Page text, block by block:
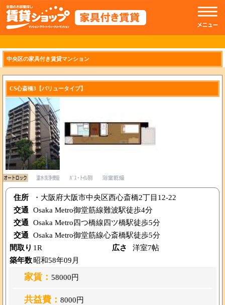
//トップのスライドショー
中央区の家具付き賃貸マンション
CS心斎橋3【バリュータイプ】
住所
・大阪府大阪市中央区西心斎橋2丁目12-22
交通 Osaka Metro御堂筋線難波駅徒歩4分
交通 Osaka Metro四つ橋線四ツ橋駅徒歩5分
交通 Osaka Metro御堂筋線心斎橋駅徒歩5分
間取り 1R 広さ
洋室7帖
築年数昭和58年09月
家賃： 58000円
共益費： 8000円